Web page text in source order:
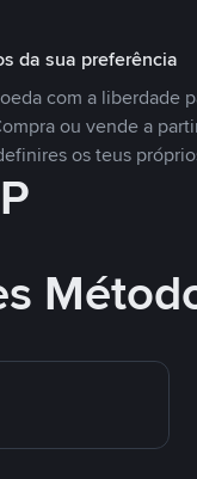
da sua preferência
com a liberdade
ou vende a
os teus